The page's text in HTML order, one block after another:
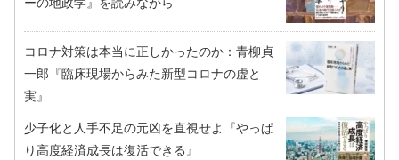
コロナ対策は本当に正しかったのか：青柳貞
一郎『臨床現場からみた新型コロナの虚と
実』
少子化と人手不足の元凶を直視せよ『やっぱ
り高度経済成長は復活できる』